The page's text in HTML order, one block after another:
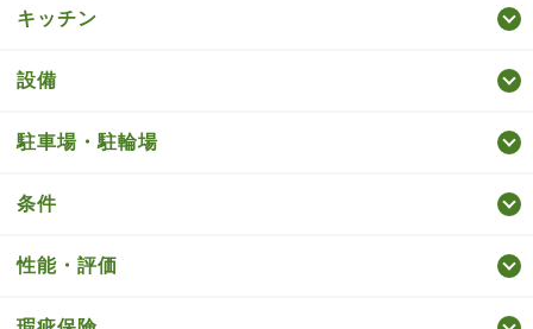
キッチン
設備
駐車場・駐輪場
条件
性能・評価